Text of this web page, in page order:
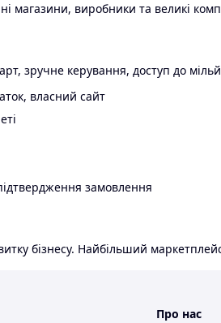
магазини, виробники та великі
зручне керування, доступ до
власний сайт
замовлення
бізнесу. Найбільший
Про нас